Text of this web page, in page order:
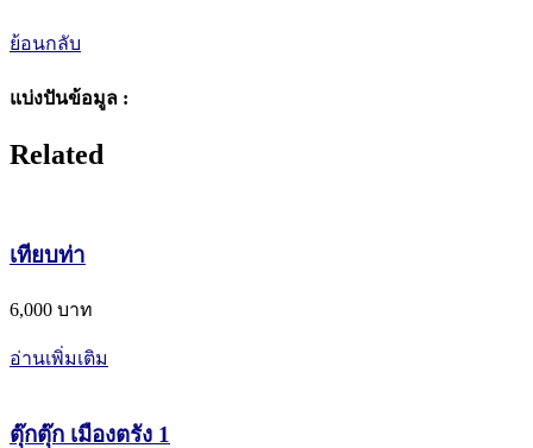
ย้อนกลับ
แบ่งปันข้อมูล :
Related
เทียบท่า
6,000 บาท
อ่านเพิ่มเติม
ตุ๊กตุ๊ก เมืองตรัง 1